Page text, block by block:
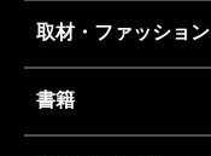
取材・ファッション
書籍